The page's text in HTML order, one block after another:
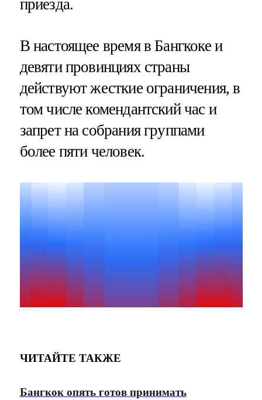
приезда.
В настоящее время в Бангкоке и
девяти провинциях страны
действуют жесткие ограничения, в
том числе комендантский час и
запрет на собрания группами
более пяти человек.
ЧИТАЙТЕ ТАКЖЕ
Бангкок опять готов принимать